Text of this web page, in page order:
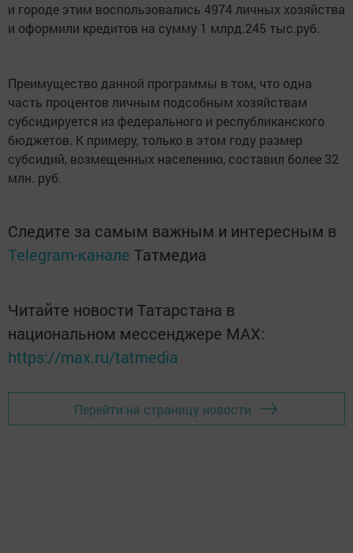
и городе этим воспользовались 4974 личных хозяйства
и оформили кредитов на сумму 1 млрд.245 тыс.руб.
Преимущество данной программы в том, что одна
часть процентов личным подсобным хозяйствам
субсидируется из федерального и республиканского
бюджетов. К примеру, только в этом году размер
субсидий, возмещенных населению, составил более 32
млн. руб.
Следите за самым важным и интересным в
Telegram-канале Татмедиа
Читайте новости Татарстана в
национальном мессенджере MАХ:
https://max.ru/tatmedia
Перейти на страницу новости